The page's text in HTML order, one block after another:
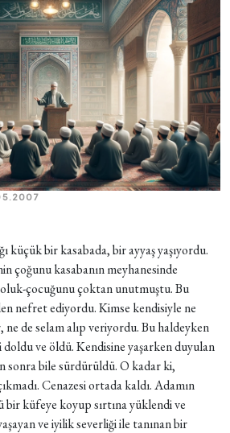
küçük bir kasabada, bir ayyaş yaşıyordu.
çoğunu kasabanın meyhanesinde
çocuğunu çoktan unutmuştu. Bu
nefret ediyordu. Kimse kendisiyle ne
de selam alıp veriyordu. Bu haldeyken
ve öldü. Kendisine yaşarken duyulan
sonra bile sürdürüldü. O kadar ki,
Cenazesi ortada kaldı. Adamın
bir küfeye koyup sırtına yüklendi ve
ve iyilik severliği ile tanınan bir